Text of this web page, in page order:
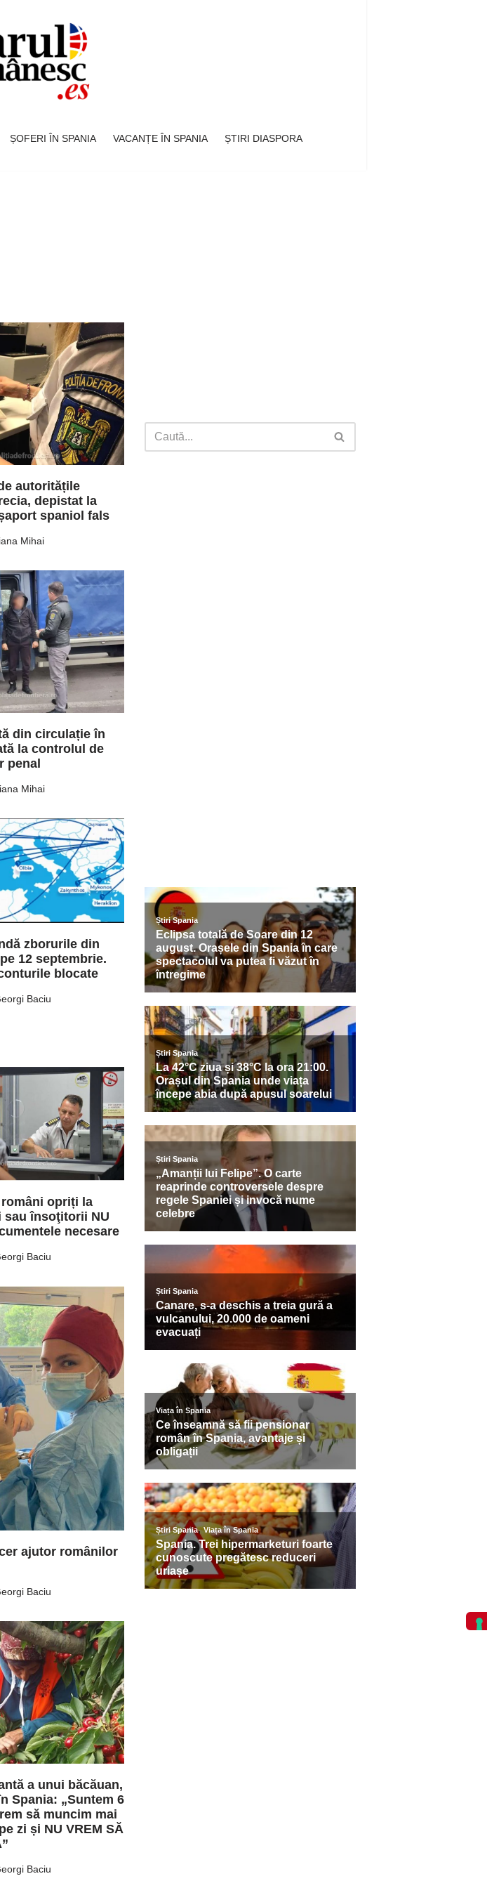
ȘOFERI ÎN SPANIA VACANȚE ÎN SPANIA
ȘTIRI DIASPORA
autoritățile
depistat la
spaniol fals
Mihai
din circulație în
la controlul de
penal
Mihai
zborurile din
12 septembrie.
blocate
Baciu
opriți la
sau însoţitorii NU
necesare
Baciu
ajutor românilor
Baciu
a unui băcăuan,
Spania: „Suntem 6
să muncim mai
zi și NU VREM SĂ
Baciu